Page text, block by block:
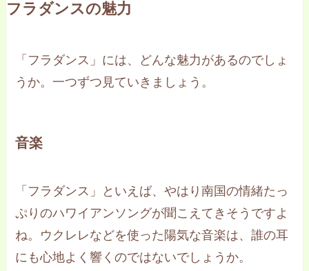
フラダンスの魅力
「フラダンス」には、どんな魅力があるのでしょ
うか。一つずつ見ていきましょう。
音楽
「フラダンス」といえば、やはり南国の情緒たっ
ぷりのハワイアンソングが聞こえてきそうですよ
ね。ウクレレなどを使った陽気な音楽は、誰の耳
にも心地よく響くのではないでしょうか。